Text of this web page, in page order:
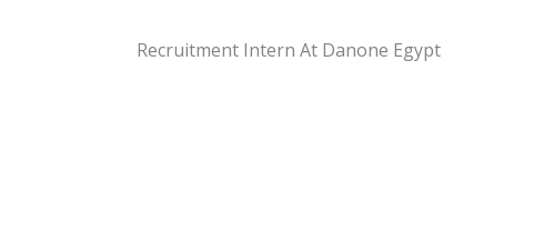
Recruitment Intern At Danone Egypt